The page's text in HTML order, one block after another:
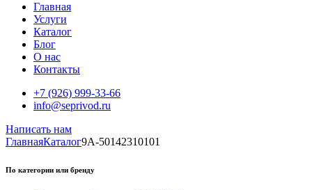
Главная
Услуги
Каталог
Блог
О нас
Контакты
+7 (926) 999-33-66
info@seprivod.ru
Написать нам
ГлавнаяКаталог9A-50142310101
По категории или бренду